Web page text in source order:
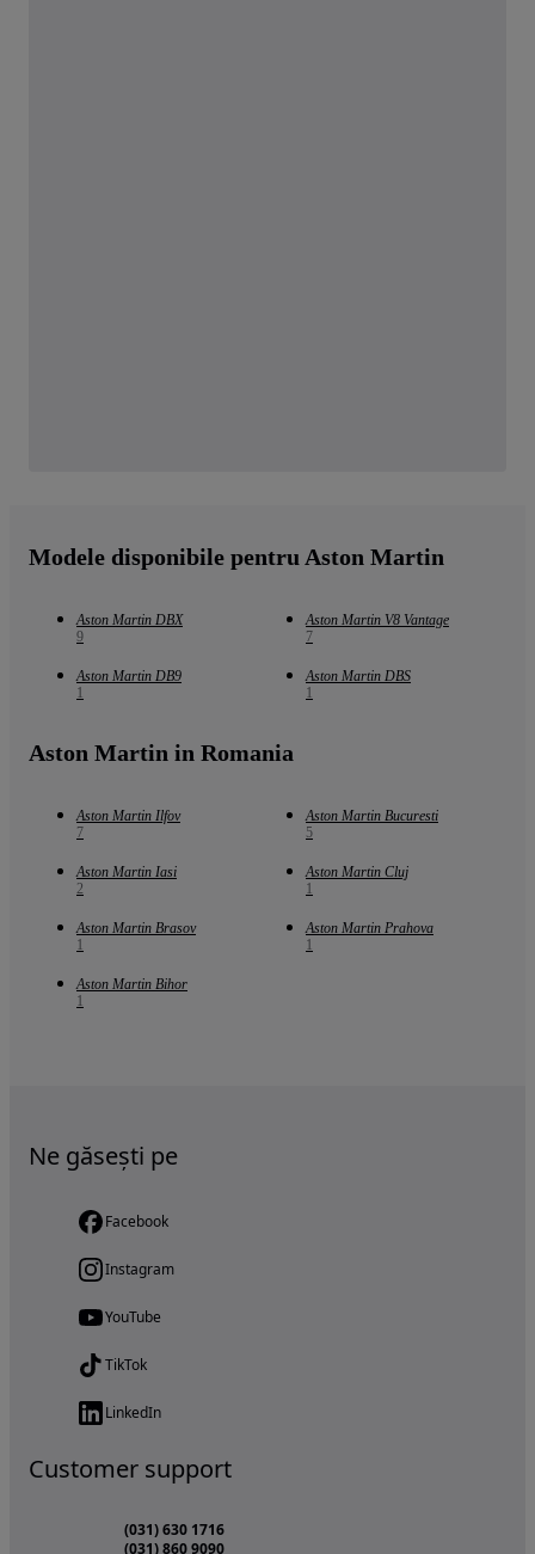
Modele disponibile pentru Aston Martin
Aston Martin DBX
9
Aston Martin V8 Vantage
7
Aston Martin DB9
1
Aston Martin DBS
1
Aston Martin in Romania
Aston Martin Ilfov
7
Aston Martin Bucuresti
5
Aston Martin Iasi
2
Aston Martin Cluj
1
Aston Martin Brasov
1
Aston Martin Prahova
1
Aston Martin Bihor
1
Ne găsești pe
Facebook
Instagram
YouTube
TikTok
LinkedIn
Customer support
(031) 630 1716
(031) 860 9090